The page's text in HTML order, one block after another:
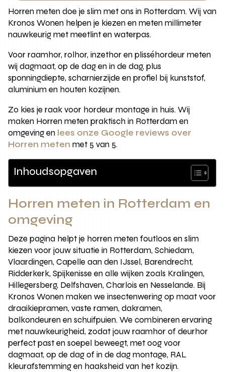
Horren meten doe je slim met ons in Rotterdam. Wij van
Kronos Wonen helpen je kiezen en meten millimeter
nauwkeurig met meetlint en waterpas.
Voor raamhor, rolhor, inzethor en plisséhordeur meten
wij dagmaat, op de dag en in de dag, plus
sponningdiepte, scharnierzijde en profiel bij kunststof,
aluminium en houten kozijnen.
Zo kies je raak voor hordeur montage in huis. Wij
maken Horren meten praktisch in Rotterdam en
omgeving en lees onze Google reviews over
Horren meten met 5 van 5.
Inhoudsopgaven
Horren meten in Rotterdam en
omgeving
Deze pagina helpt je horren meten foutloos en slim
kiezen voor jouw situatie in Rotterdam, Schiedam,
Vlaardingen, Capelle aan den IJssel, Barendrecht,
Ridderkerk, Spijkenisse en alle wijken zoals Kralingen,
Hillegersberg, Delfshaven, Charlois en Nesselande. Bij
Kronos Wonen maken we insectenwering op maat voor
draaikiepramen, vaste ramen, dakramen,
balkondeuren en schuifpuien. We combineren ervaring
met nauwkeurigheid, zodat jouw raamhor of deurhor
perfect past en soepel beweegt, met oog voor
dagmaat, op de dag of in de dag montage, RAL
kleurafstemming en haaksheid van het kozijn.